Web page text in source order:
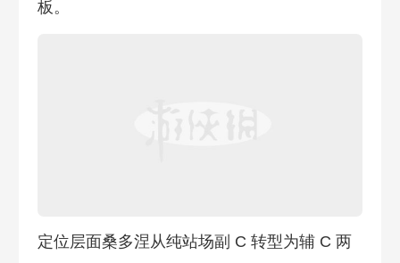
板。
定位层面桑多涅从纯站场副 C 转型为辅 C 两